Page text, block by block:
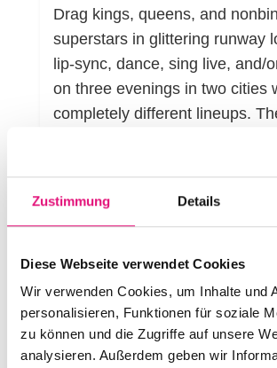
Zustimmung Details
Diese Webseite verwendet Cookies
Wir verwenden Cookies, um Inhalte und
personalisieren, Funktionen für soziale
zu können und die Zugriffe auf unsere
analysieren. Außerdem geben wir
Drag kings, queens, and
superstars in glittering runway
lip-sync, dance, sing live, and/
on three evenings in two cities
completely different lineups.
complete lineup can be found
2025 at www.boylesque-
INSTAGRAM page. SAVE
ENVY PERU (RPDR NL),
(QUEEN OF UNIVERSE),
MERCURY (QUEEN OF
NIKITA (RPDR DE) and many